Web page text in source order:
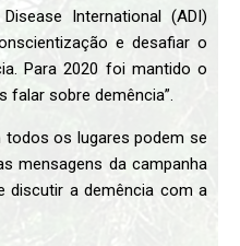
International (ADI)
e desafiar o
Para 2020 foi mantido o
falar sobre demência”.
todos os lugares podem se
mensagens da campanha
discutir a demência com a